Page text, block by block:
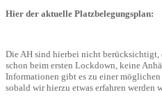
Hier der aktuelle Platzbelegungsplan:
Die AH sind hierbei nicht
schon beim ersten Lockdown, keine
Informationen gibt es zu einer
sobald wir hierzu etwas erfahren werden